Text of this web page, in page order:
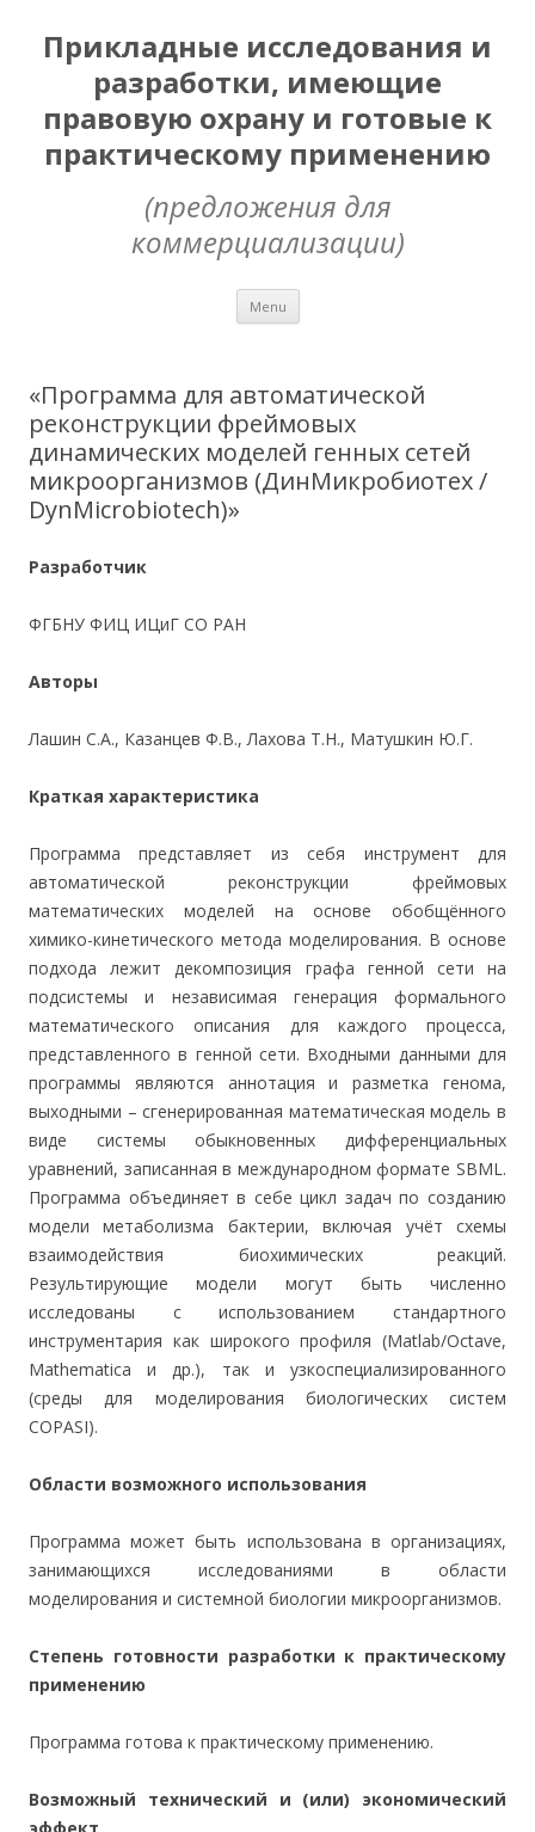
Прикладные исследования и
разработки, имеющие
правовую охрану и готовые к
практическому применению
(предложения для
коммерциализации)
Menu Skip
content
«Программа для автоматической
реконструкции фреймовых
динамических моделей генных сетей
микроорганизмов (ДинМикробиотех /
DynMicrobiotech)»
Разработчик
ФГБНУ ФИЦ ИЦиГ СО РАН
Авторы
Лашин С.А., Казанцев Ф.В., Лахова Т.Н., Матушкин Ю.Г.
Краткая характеристика
Программа представляет из себя инструмент для
автоматической реконструкции фреймовых
математических моделей на основе обобщённого
химико-кинетического метода моделирования. В основе
подхода лежит декомпозиция графа генной сети на
подсистемы и независимая генерация формального
математического описания для каждого процесса,
представленного в генной сети. Входными данными для
программы являются аннотация и разметка генома,
выходными – сгенерированная математическая модель в
виде системы обыкновенных дифференциальных
уравнений, записанная в международном формате SBML.
Программа объединяет в себе цикл задач по созданию
модели метаболизма бактерии, включая учёт схемы
взаимодействия биохимических реакций.
Результирующие модели могут быть численно
исследованы с использованием стандартного
инструментария как широкого профиля (Matlab/Octave,
Mathematica и др.), так и узкоспециализированного
(среды для моделирования биологических систем
COPASI).
Области возможного использования
Программа может быть использована в организациях,
занимающихся исследованиями в области
моделирования и системной биологии микроорганизмов.
Степень готовности разработки к практическому
применению
Программа готова к практическому применению.
Возможный технический и (или) экономический